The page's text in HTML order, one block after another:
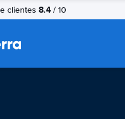
clientes 8.4 / 10